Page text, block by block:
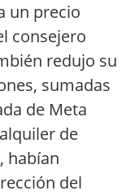
un precio
consejero
redujo su
sumadas
de Meta
de
habían
del